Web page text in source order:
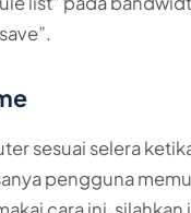
sesuai selera
pengguna